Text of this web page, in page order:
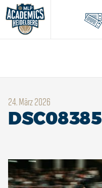
24. März 2026
DSC08385